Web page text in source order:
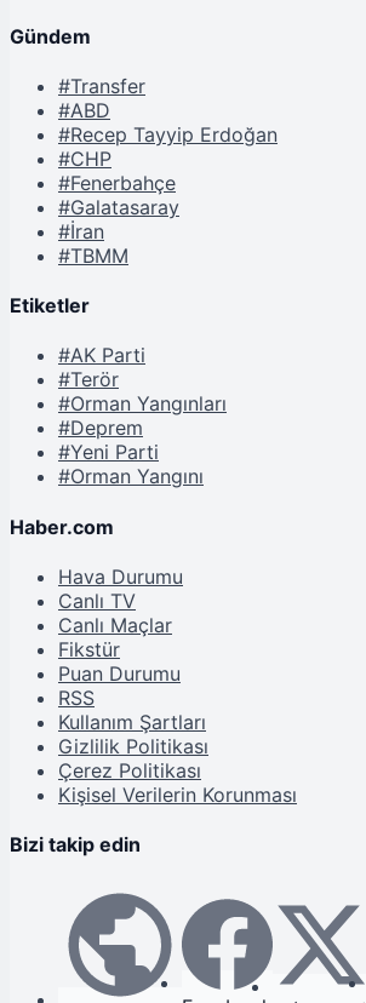
Gündem
#Transfer
#ABD
#Recep Tayyip Erdoğan
#CHP
#Fenerbahçe
#Galatasaray
#İran
#TBMM
Etiketler
#AK Parti
#Terör
#Orman Yangınları
#Deprem
#Yeni Parti
#Orman Yangını
Haber.com
Hava Durumu
Canlı TV
Canlı Maçlar
Fikstür
Puan Durumu
RSS
Kullanım Şartları
Gizlilik Politikası
Çerez Politikası
Kişisel Verilerin Korunması
Bizi takip edin